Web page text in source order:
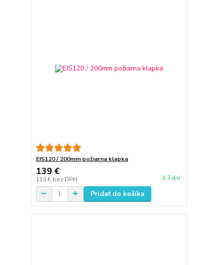
EIS120 / 200mm požiarna klapka
139 €
113 € bez DPH 3-7 dní
Pridať do košíka